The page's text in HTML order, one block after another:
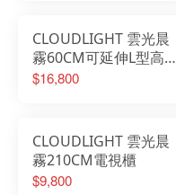
CLOUDLIGHT 雲光晨
霧60CM可延伸L型高被
櫥梳桌櫃組
$16,800
CLOUDLIGHT 雲光晨
霧210CM電視櫃
$9,800